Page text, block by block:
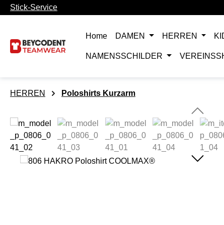
Hauptinhalt springen
Zur Suche springen
Zur Hauptnavigation springen
Stick-Service
Home DAMEN HERREN
NAMENSSCHILDER
HERREN Poloshirts Kurzarm
Bildergalerie überspringen